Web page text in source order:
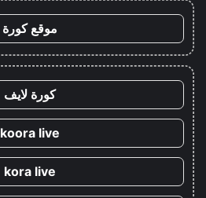
موقع كورة
كورة لايف
koora live
kora live